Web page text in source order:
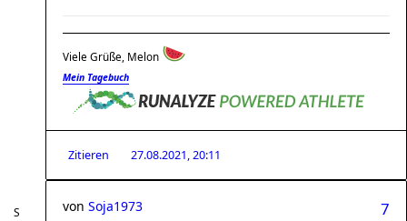
Viele Grüße, Melon
Mein Tagebuch
Zitieren 27.08.2021, 20:11
7
von Soja1973